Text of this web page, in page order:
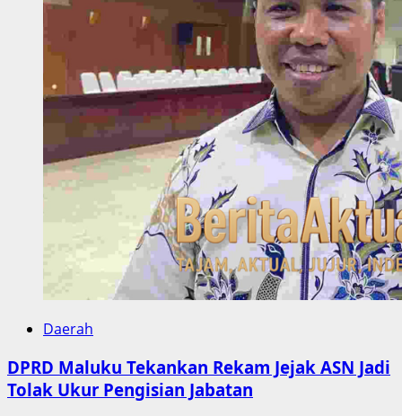
Daerah
DPRD Maluku Tekankan Rekam Jejak ASN Jadi
Tolak Ukur Pengisian Jabatan